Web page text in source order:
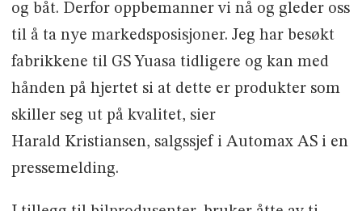
og båt. Derfor oppbemanner vi nå og gleder oss
til å ta nye markedsposisjoner. Jeg har besøkt
fabrikkene til GS Yuasa tidligere og kan med
hånden på hjertet si at dette er produkter som
skiller seg ut på kvalitet, sier
Harald Kristiansen, salgssjef i Automax AS i en
pressemelding.